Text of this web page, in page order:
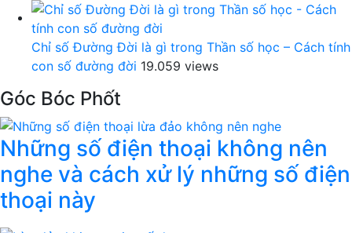
Chỉ số Đường Đời là gì trong Thần số học – Cách tính
con số đường đời 19.059 views
Góc Bóc Phốt
Những số điện thoại không nên
nghe và cách xử lý những số điện
thoại này